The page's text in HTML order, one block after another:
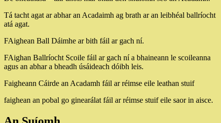
Tá tacht agat ar abhar an Acadaimh ag brath ar an leibhéal ballríocht
atá agat.
FAighean Ball Dáimhe ar bith fáil ar gach ní.
FAighan Ballríocht Scoile fáil ar gach ní a bhaineann le scoileanna
agus an abhar a bheadh úsáideach dóibh leis.
Faigheann Cáirde an Acadamh fáil ar réimse eile leathan stuif
faighean an pobal go ginearálat fáil ar réimse stuif eile saor in aisce.